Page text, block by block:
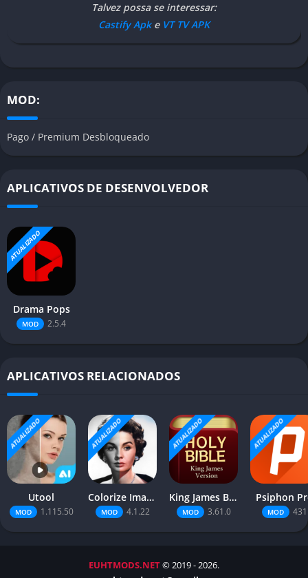
Talvez possa se interessar:
Castify Apke VT TV APK
MOD:
Pago / Premium Desbloqueado
APLICATIVOS DE DESENVOLVEDOR
ATUALIZADO
Drama Pops
MOD 2.5.4
APLICATIVOS RELACIONADOS
ATUALIZADO
Utool
MOD 1.115.50
ATUALIZADO
Colorize Images
MOD 4.1.22
ATUALIZADO
King James Bible
MOD 3.61.0
ATUALIZADO
Psiphon
MOD 431
EUHTMODS.NET© 2019 - 2026.